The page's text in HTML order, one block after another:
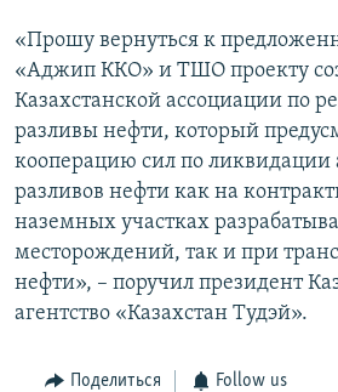
«Прошу вернуться к
«Аджип ККО» и ТШО проекту
Казахстанской ассоциации по
разливы нефти, который
кооперацию сил по
разливов нефти как на
наземных участках
месторождений, так и при
нефти», – поручил президент
агентство «Казахстан Тудэй».
Поделиться Follow us